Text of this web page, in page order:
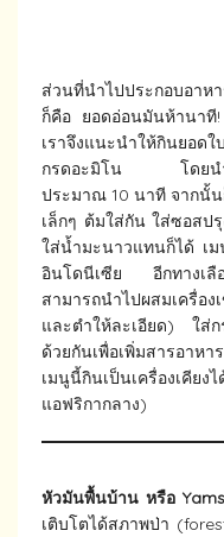
ส่วนที่นำไปประกอบอาห
ก็คือ ยอดอ่อนมันห้านาที!
เราจึงแนะนำให้กินยอด
กรดอะมิโน โดยนำเ
ประมาณ 10 นาที จากนั้
เล็กๆ ต้มใส่กัน ใส่ซอสป
ใส่น้ำมะนาวแทนก็ได้ เม
อินโดนีเซีย อีกทางเลื
สามารถนำไปผสมเครื่อ
และตำให้ละเอียด) ใส่
ด้วยกันเพื่อเพิ่มสารอาห
เมนูนี้กินเป็นเครื่องเคี
แอฟริกากลาง)
หัวมันพื้นบ้าน หรือ Yams
เติบโตได้สภาพป่า